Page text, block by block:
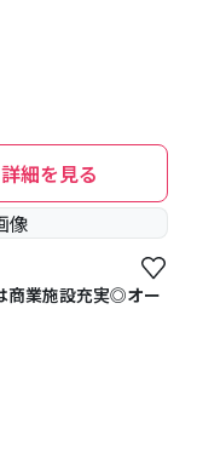
詳細を見る
商業施設充実◎オー